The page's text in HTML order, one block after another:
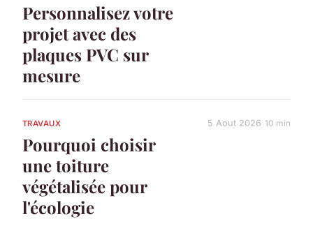
Personnalisez votre
projet avec des
plaques PVC sur
mesure
TRAVAUX
Pourquoi choisir
une toiture
végétalisée pour
l'écologie
5 Aout 2026 10 min